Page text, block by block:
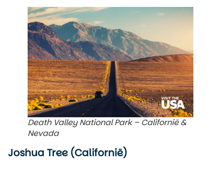
Death Valley National Park – Californië &
Nevada
Joshua Tree (Californië)